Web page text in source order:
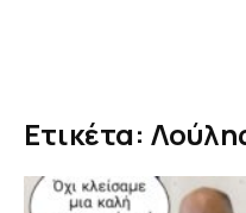
Ετικέτα: